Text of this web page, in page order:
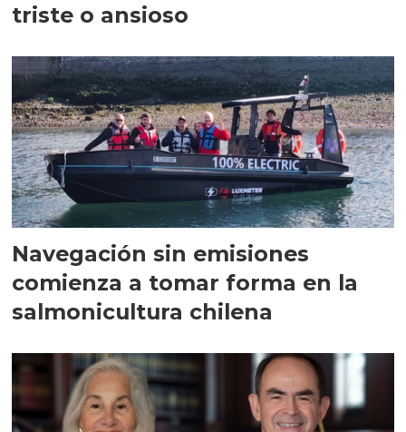
triste o ansioso
Navegación sin emisiones
comienza a tomar forma en la
salmonicultura chilena